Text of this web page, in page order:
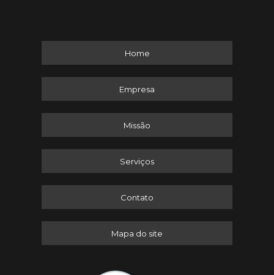
Home
Empresa
Missão
Serviços
Contato
Mapa do site